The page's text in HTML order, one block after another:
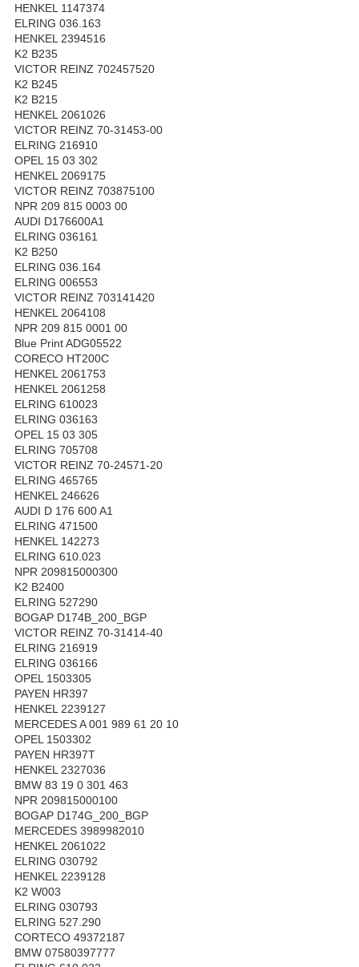
HENKEL 1147374
ELRING 036.163
HENKEL 2394516
K2 B235
VICTOR REINZ 702457520
K2 B245
K2 B215
HENKEL 2061026
VICTOR REINZ 70-31453-00
ELRING 216910
OPEL 15 03 302
HENKEL 2069175
VICTOR REINZ 703875100
NPR 209 815 0003 00
AUDI D176600A1
ELRING 036161
K2 B250
ELRING 036.164
ELRING 006553
VICTOR REINZ 703141420
HENKEL 2064108
NPR 209 815 0001 00
Blue Print ADG05522
CORECO HT200C
HENKEL 2061753
HENKEL 2061258
ELRING 610023
ELRING 036163
OPEL 15 03 305
ELRING 705708
VICTOR REINZ 70-24571-20
ELRING 465765
HENKEL 246626
AUDI D 176 600 A1
ELRING 471500
HENKEL 142273
ELRING 610.023
NPR 209815000300
K2 B2400
ELRING 527290
BOGAP D174B_200_BGP
VICTOR REINZ 70-31414-40
ELRING 216919
ELRING 036166
OPEL 1503305
PAYEN HR397
HENKEL 2239127
MERCEDES A 001 989 61 20 10
OPEL 1503302
PAYEN HR397T
HENKEL 2327036
BMW 83 19 0 301 463
NPR 209815000100
BOGAP D174G_200_BGP
MERCEDES 3989982010
HENKEL 2061022
ELRING 030792
HENKEL 2239128
K2 W003
ELRING 030793
ELRING 527.290
CORTECO 49372187
BMW 07580397777